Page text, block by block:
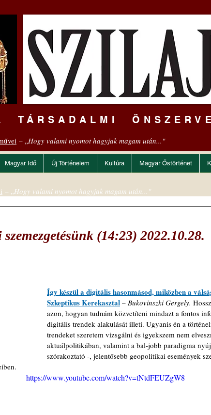
TÁRSADALMI
– „Hogy valami nyomot hagyjak magam után..."
Magyar Idő Új Történelem Kultúra Magyar Őstörténet
(14:23) 2022.10.28.
Így készül a digitális hasonmásod, miközben a
Szkeptikus Kerekasztal – Bukovinszki Gergely.
azon, hogyan tudnám közvetíteni mindazt a fontos
digitális trendek alakulását illeti. Ugyanis én a
trendeket szeretem vizsgálni és igyekszem nem
aktuálpolitikában, valamint a bal-jobb paradigma
szórakoztató -, jelentősebb geopolitikai események
https://www.youtube.com/watch?v=tNtdFEUZgW8
– „Hogy valami nyomot hagyjak magam után..."